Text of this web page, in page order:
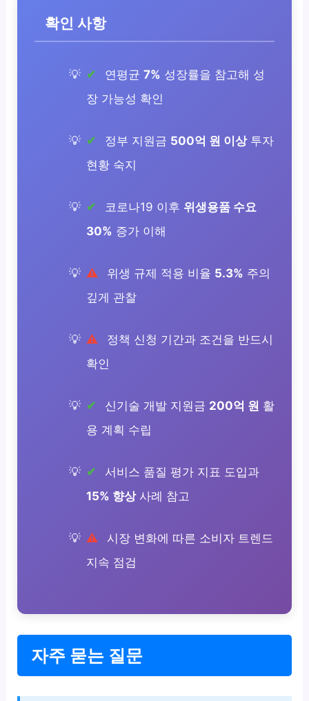
확인 사항
연평균 7% 성장률을 참고해 성
장 가능성 확인
정부 지원금 500억 원 이상투자
현황 숙지
코로나19 이후 위생용품 수요
30% 증가 이해
위생 규제 적용 비율 5.3% 주의
깊게 관찰
정책 신청 기간과 조건을 반드시
확인
신기술 개발 지원금 200억 원 활
용 계획 수립
서비스 품질 평가 지표 도입과
15% 향상사례 참고
시장 변화에 따른 소비자 트렌드
지속 점검
자주 묻는 질문